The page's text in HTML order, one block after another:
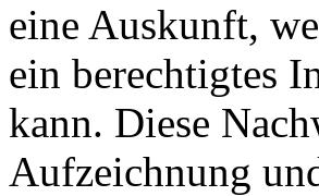
eine Auskunft,
ein berechtigtes
kann. Diese
Aufzeichnung